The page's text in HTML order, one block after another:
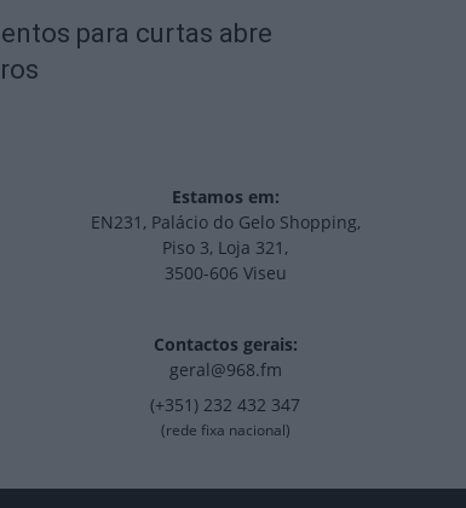
para curtas abre
Estamos em:
EN231, Palácio do Gelo Shopping,
Piso 3, Loja 321,
3500-606 Viseu
Contactos gerais:
geral@968.fm
(+351) 232 432 347
(rede fixa nacional)